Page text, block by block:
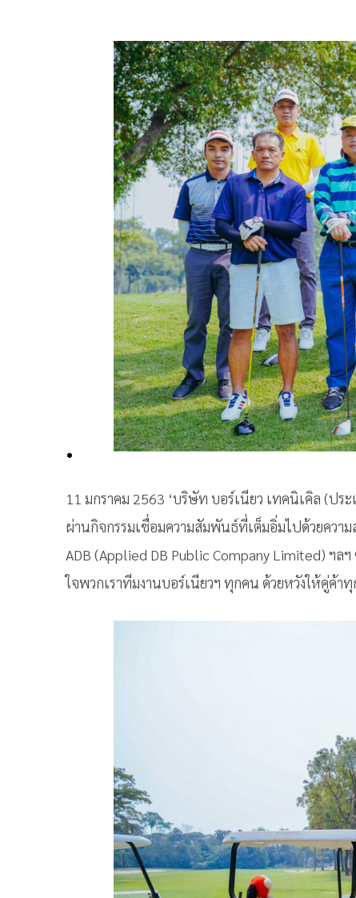
11 มกราคม 2563 ‘บริษัท บอร์เนียว เทคนิเคิล (ปร
ผ่านกิจกรรมเชื่อมความสัมพันธ์ที่เต็มอิ่มไปด้วยควา
ADB (Applied DB Public Company Limited) ฯ
ใจพวกเราทีมงานบอร์เนียวฯ ทุกคน ด้วยหวังให้คู่ค้